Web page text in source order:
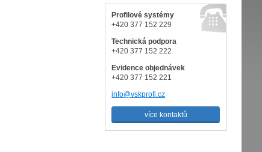
Profilové systémy
+420 377 152 229
Technická podpora
+420 377 152 222
Evidence objednávek
+420 377 152 221
info@vskprofi.cz
více kontaktů